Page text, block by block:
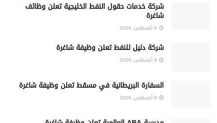
شركة خدمات حقول النفط الخليجية تعلن وظائف
شاغرة
شركة دليل للنفط تعلن وظيفة شاغرة
السفارة البريطانية في مسقط تعلن وظيفة شاغرة